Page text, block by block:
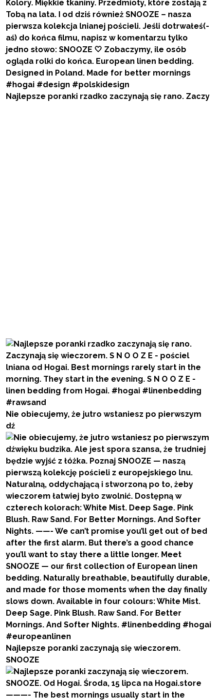
Najlepsze poranki rzadko zaczynają się rano. Zaczy
Nie obiecujemy, że jutro wstaniesz po pierwszym
dź
Najlepsze poranki zaczynają się wieczorem.
SNOOZE